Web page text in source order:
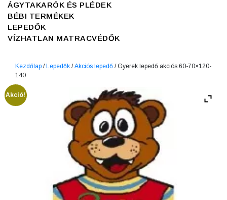
ÁGYTAKARÓK ÉS PLÉDEK
BÉBI TERMÉKEK
LEPEDŐK
VÍZHATLAN MATRACVÉDŐK
Kezdőlap / Lepedők /Akciós lepedő / Gyerek lepedő akciós 60-70×120-
140
Akció!